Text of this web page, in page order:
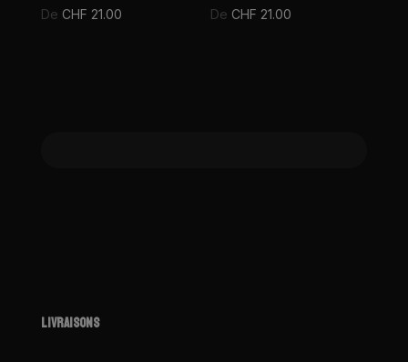
De CHF 21.00 De CHF 21.00
LIVRAISONS